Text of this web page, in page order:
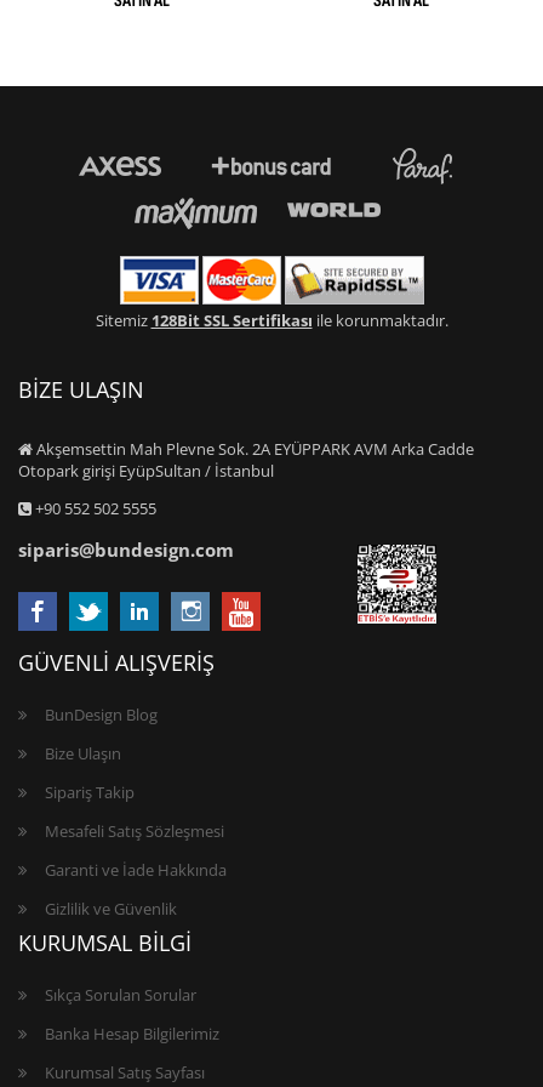
Sitemiz 128Bit SSL Sertifikası ile korunmaktadır.
BİZE ULAŞIN
Akşemsettin Mah Plevne Sok. 2A EYÜPPARK AVM Arka Cadde
Otopark girişi EyüpSultan / İstanbul
+90 552 502 5555
siparis@bundesign.com
GÜVENLİ ALIŞVERİŞ
BunDesign Blog
Bize Ulaşın
Sipariş Takip
Mesafeli Satış Sözleşmesi
Garanti ve İade Hakkında
Gizlilik ve Güvenlik
KURUMSAL BİLGİ
Sıkça Sorulan Sorular
Banka Hesap Bilgilerimiz
Kurumsal Satış Sayfası